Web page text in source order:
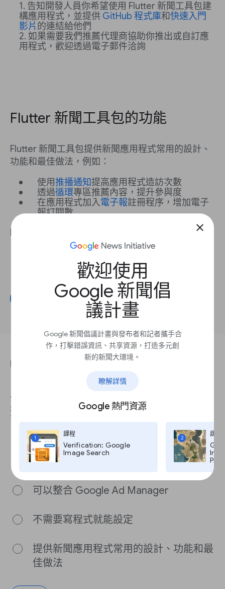
close
歡迎使用
Google 新聞倡
議計畫
Google 新聞倡議計畫與發布者和記者攜手合
作，打擊錯誤資訊、共享資源，打造多元創
新的新聞大環境。
瞭解詳情
Google 熱門資源
1
課程
Verification: Google
Image Search
2
課程
Pro,
告知開發人員你希望使用 Flutter 新聞工具包建
構應用程式，並提供 GitHub 程式庫和快速入門
影片 的連結給他們
如果需要我們推薦代理商協助你推出或自訂應
用程式，歡迎透過電子郵件洽詢
Flutter 新聞工具包的功能
Flutter 新聞工具包提供新聞應用程式常用的設計、
功能和最佳做法，例如：
使用推播通知提高應用程式造訪次數
透過循環專區推薦內容，提升參與度
在應用程式加入電子報註冊程序，增加電子
報訂閱數
Flutter 可為新聞機構帶來以下優勢：
：The Standard News 表示可節省
的時間。
提高廣告收益：Hespress 表示廣告收益
了 50%
開始建立專案
以下有關 Flutter 新聞工具包的敘
述何者錯誤？
可以透過單一程式碼部署至 iOS 和
Android 平台
可以整合 Google Ad Manager
不需要寫程式就能設定
提供新聞應用程式常用的設計、功能和最
佳做法